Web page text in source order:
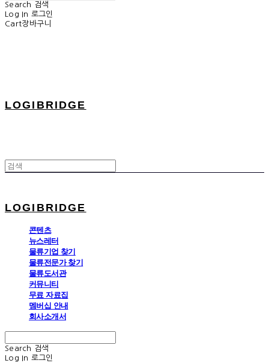
Search
검색
Log In 로그인
Cart장바구니
LOGIBRIDGE
LOGIBRIDGE
콘텐츠
뉴스레터
물류기업 찾기
물류전문가 찾기
물류도서관
커뮤니티
무료 자료집
멤버십 안내
회사소개서
Search
검색
Log In 로그인